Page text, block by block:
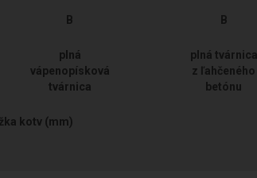
B B
plná
vápenopísková
tvárnica
plná tvárnica
z ľahčeného
betónu
kotv (mm)